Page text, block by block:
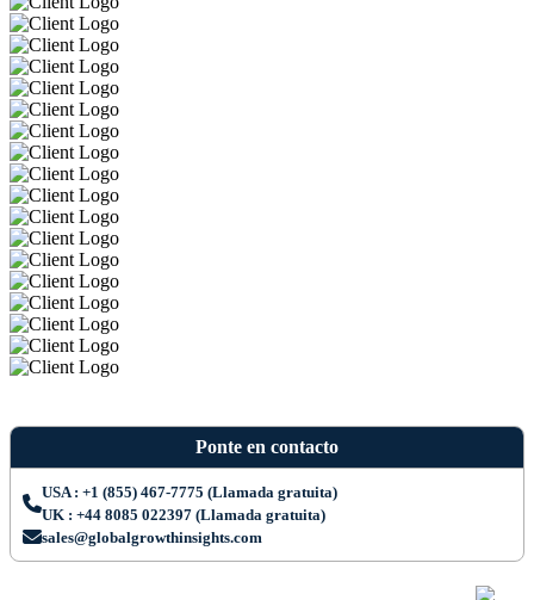
Ponte en contacto
USA : +1 (855) 467-7775 (Llamada gratuita)
UK : +44 8085 022397 (Llamada gratuita)
sales@globalgrowthinsights.com